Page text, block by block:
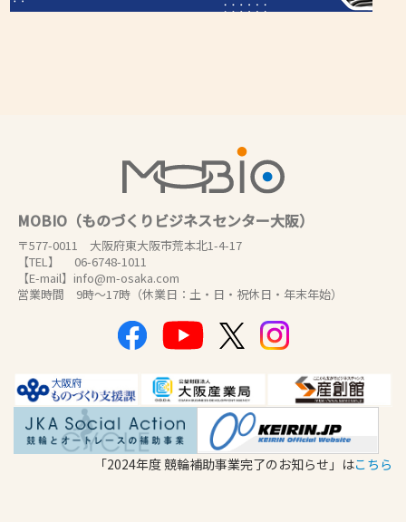
MOBIO（ものづくりビジネスセンター大阪）
〒577-0011 大阪府東大阪市荒本北1-4-17
【TEL】 06-6748-1011
【E-mail】info@m-osaka.com
営業時間 9時～17時（休業日：土・日・祝休日・年末年始）
「2024年度 競輪補助事業完了のお知らせ」はこちら